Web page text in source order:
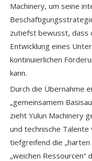
Machinery, um seine
zutiefst bewusst, dass
Entwicklung eines
kontinuierlichen
kann.
Durch die Übernahme
„gemeinsamem
zieht Yulun Machinery
und technische
tiefgreifend die
„weichen